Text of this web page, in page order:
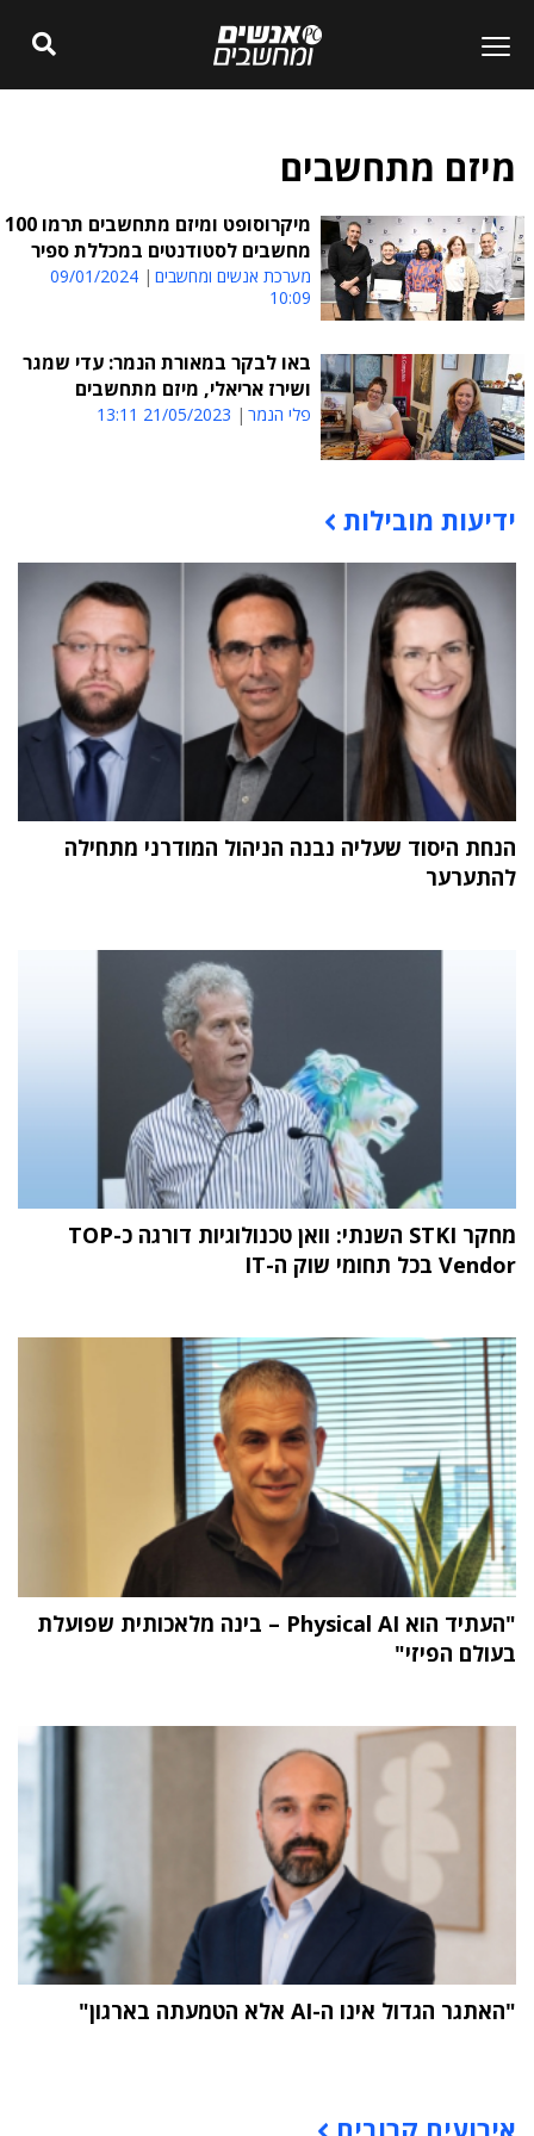
מיזם מתחשבים
מיקרוסופט ומיזם מתחשבים תרמו 100
מחשבים לסטודנטים במכללת ספיר
מערכת אנשים ומחשבים
09/01/2024
10:09
באו לבקר במאורת הנמר: עדי שמגר
ושירז אריאלי, מיזם מתחשבים
פלי הנמר 21/05/2023 13:11
תוכן פרסומי
ידיעות מובילות
הנחת היסוד שעליה נבנה הניהול המודרני מתחילה
להתערער
מחקר STKI השנתי: וואן טכנולוגיות דורגה כ-TOP
Vendor בכל תחומי שוק ה-IT
"העתיד הוא Physical AI – בינה מלאכותית שפועלת
בעולם הפיזי"
"האתגר הגדול אינו ה-AI אלא הטמעתה בארגון"
אירועים קרובים